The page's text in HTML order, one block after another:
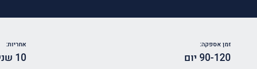
זמן אספקה:
90-120 יום
אחריות:
10 שנים